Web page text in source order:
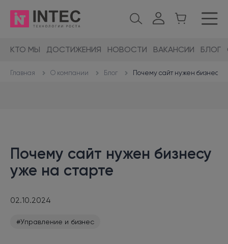
КТО МЫ ДОСТИЖЕНИЯ НОВОСТИ ВАКАНСИИ БЛОГ
Главная О компании Блог Почему сайт нужен бизнесу
Почему сайт нужен бизнесу
уже на старте
02.10.2024
#Управление и бизнес